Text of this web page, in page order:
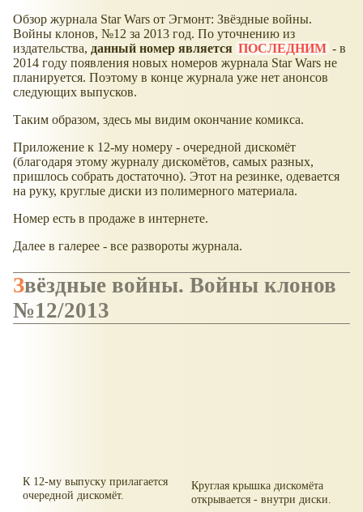
Обзор журнала Star Wars от Эгмонт: Звёздные войны.
Войны клонов, №12 за 2013 год. По уточнению из
издательства, данный номер является ПОСЛЕДНИМ - в
2014 году появления новых номеров журнала Star Wars не
планируется. Поэтому в конце журнала уже нет анонсов
следующих выпусков.
Таким образом, здесь мы видим окончание комикса.
Приложение к 12-му номеру - очередной дискомёт
(благодаря этому журналу дискомётов, самых разных,
пришлось собрать достаточно). Этот на резинке, одевается
на руку, круглые диски из полимерного материала.
Номер есть в продаже в интернете.
Далее в галерее - все развороты журнала.
Звёздные войны. Войны клонов
№12/2013
К 12-му выпуску прилагается
очередной дискомёт.
Круглая крышка дискомёта
открывается - внутри диски.